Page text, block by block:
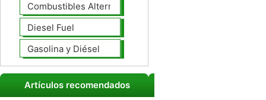
Combustibles Alternativos
Diesel Fuel
Gasolina y Diésel
Artículos recomendados